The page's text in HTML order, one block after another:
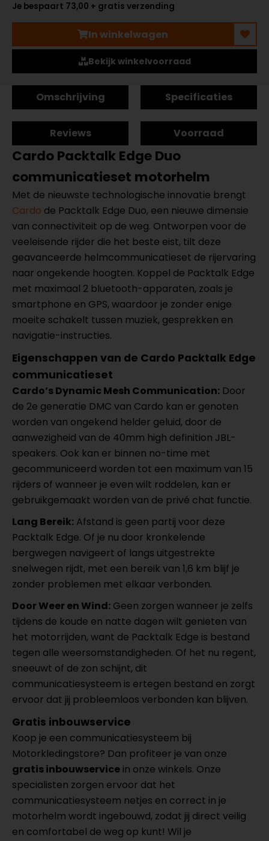
Je bespaart 73,00 + gratis verzending
In winkelwagen
Bekijk winkelvoorraad
Omschrijving Specificaties
Reviews Voorraad
Cardo Packtalk Edge Duo
communicatieset motorhelm
Met de nieuwste technologische innovatie brengt
Cardo de Packtalk Edge Duo, een nieuwe dimensie
van connectiviteit op de weg. Ontworpen voor de
veeleisende rijder die het beste eist, tilt deze
geavanceerde helmcommunicatieset de rijervaring
naar ongekende hoogten. Koppel de Packtalk Edge
met maximaal 2 bluetooth-apparaten, zoals je
smartphone en GPS, waardoor je zonder enige
moeite schakelt tussen muziek, gesprekken en
navigatie-instructies.
Eigenschappen van de Cardo Packtalk Edge
communicatieset
Cardo’s Dynamic Mesh Communication: Door
de 2e generatie DMC van Cardo kan er genoten
worden van ongekend helder geluid, door de
aanwezigheid van de 40mm high definition JBL-
speakers. Ook kan er binnen no-time met
gecommuniceerd worden tot een maximum van 15
rijders of wanneer je even wilt roddelen, kan er
gebruikgemaakt worden van de privé chat functie.
Lang Bereik: Afstand is geen partij voor deze
Packtalk Edge. Of je nu door kronkelende
bergwegen navigeert of langs uitgestrekte
snelwegen rijdt, met een bereik van 1,6 km blijf je
zonder problemen met elkaar verbonden.
Door Weer en Wind: Geen zorgen wanneer je zelfs
tijdens de koude en natte dagen wilt genieten van
het motorrijden, want de Packtalk Edge is bestand
tegen alle weersomstandigheden. Of het nu regent,
sneeuwt of de zon schijnt, dit
communicatiesysteem is ertegen bestand en zorgt
ervoor dat jij probleemloos verbonden kan blijven.
Gratis inbouwservice
Koop je een communicatiesysteem bij
Motorkledingstore? Dan profiteer je van onze
gratis inbouwservice in onze winkels. Onze
specialisten zorgen ervoor dat het
communicatiesysteem netjes en correct in je
motorhelm wordt ingebouwd, zodat jij direct veilig
en comfortabel de weg op kunt! Wil je